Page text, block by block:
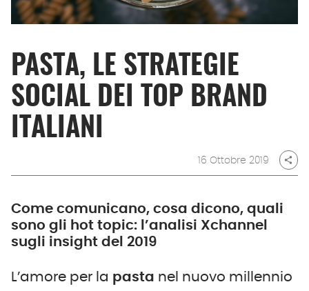
PASTA, LE STRATEGIE
SOCIAL DEI TOP BRAND
ITALIANI
16 Ottobre 2019 share
Come comunicano, cosa dicono, quali
sono gli hot topic: l’analisi Xchannel
sugli insight del 2019
L’amore per la pasta nel nuovo millennio